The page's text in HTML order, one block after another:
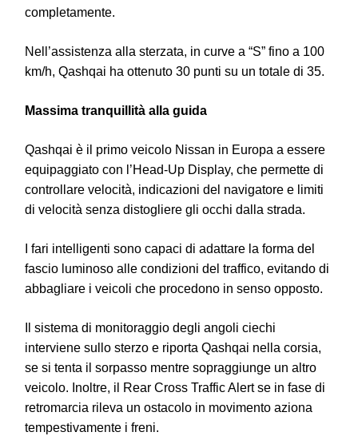
completamente.
Nell’assistenza alla sterzata, in curve a “S” fino a 100
km/h, Qashqai ha ottenuto 30 punti su un totale di 35.
Massima tranquillità alla guida
Qashqai è il primo veicolo Nissan in Europa a essere
equipaggiato con l’Head-Up Display, che permette di
controllare velocità, indicazioni del navigatore e limiti
di velocità senza distogliere gli occhi dalla strada.
I fari intelligenti sono capaci di adattare la forma del
fascio luminoso alle condizioni del traffico, evitando di
abbagliare i veicoli che procedono in senso opposto.
Il sistema di monitoraggio degli angoli ciechi
interviene sullo sterzo e riporta Qashqai nella corsia,
se si tenta il sorpasso mentre sopraggiunge un altro
veicolo. Inoltre, il Rear Cross Traffic Alert se in fase di
retromarcia rileva un ostacolo in movimento aziona
tempestivamente i freni.